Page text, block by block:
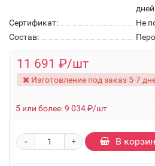
Сертификат:
Не
Состав:
Перо
11 691 ₽/шт
Изготовление под заказ 5-7
5 или более: 9 034 ₽/шт
+
- В